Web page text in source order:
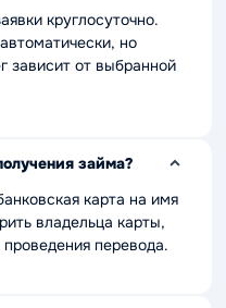
круглосуточно.
но
зависит от выбранной
займа?
карта на имя
владельца карты,
перевода.